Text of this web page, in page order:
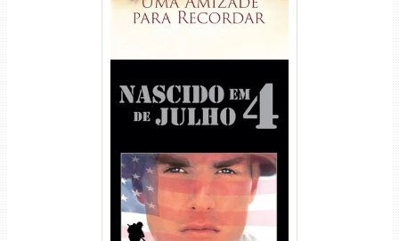
Nascido em 4 de Julho
Torrent (1989) WEB-DL 1080p
Dual Áudio